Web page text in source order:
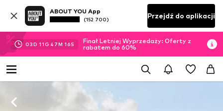
ABOUT YOU App
(152 700) Przejdź do aplikacji
03D 11 G 47M 15S
Finał Letniej Wyprzedaży: Oferty z
rabatem do 60%